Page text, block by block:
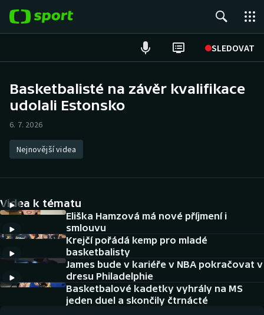
SLEDOVAT
Hokej
Atletika
DALŠÍ SPORTY
Americký fotbal
Baseball a softbal
NEPŘEHLÉDNĚTE
Historické návraty
Basketbalisté na závěr kvalifikace
udolali Estonsko
6. 7. 2026
Nejnovější videa
Videa k tématu
Eliška Hamzová má nové příjmení i
smlouvu
Krejčí pořádá kemp pro mladé
basketbalisty
James bude v kariéře v NBA pokračovat v
dresu Philadelphie
Basketbalové kadetky vyhrály na MS
jeden duel a skončily čtrnácté